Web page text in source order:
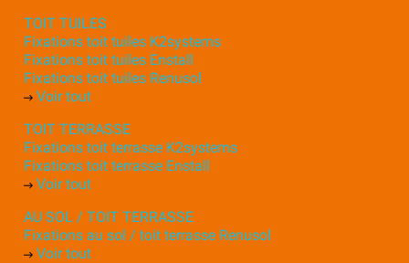
TOIT TUILES
Fixations toit tuiles K2systems
Fixations toit tuiles Enstall
Fixations toit tuiles Renusol
Voir tout
TOIT TERRASSE
Fixations toit terrasse K2systems
Fixations toit terrasse Enstall
Voir tout
AU SOL / TOIT TERRASSE
Fixations au sol / toit terrasse Renusol
Voir tout